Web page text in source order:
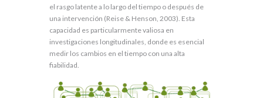
el rasgo latente a lo largo del tiempo o después de
una intervención (Reise & Henson, 2003). Esta
capacidad es particularmente valiosa en
investigaciones longitudinales, donde es esencial
medir los cambios en el tiempo con una alta
fiabilidad.